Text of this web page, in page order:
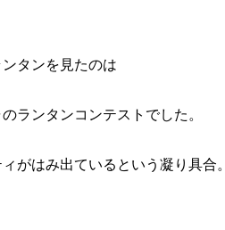
タンを見たのは
ランタンコンテストでした。
がはみ出ているという凝り具合。